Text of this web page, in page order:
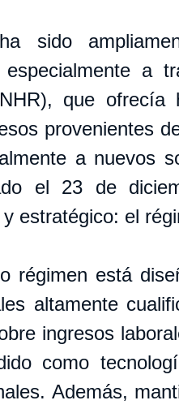
sido
especialmente a
que
provenientes
a nuevos
el 23 de
estratégico: el
régimen está
altamente
ingresos
como
Además,